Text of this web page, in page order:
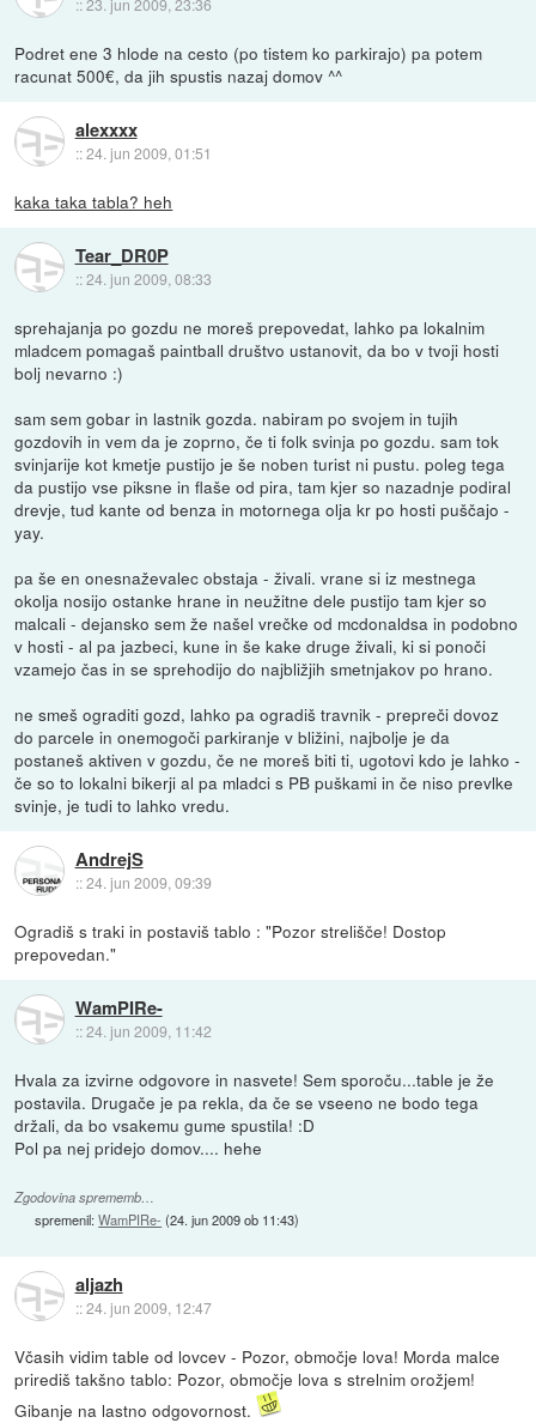
Podret ene 3 hlode na cesto (po tistem ko parkirajo) pa potem
racunat 500€, da jih spustis nazaj domov ^^
alexxxx
::24. jun 2009, 01:51
kaka taka tabla? heh
Tear_DR0P
::24. jun 2009, 08:33
sprehajanja po gozdu ne moreš prepovedat, lahko pa lokalnim
mladcem pomagaš paintball društvo ustanovit, da bo v tvoji hosti
bolj nevarno :)
sam sem gobar in lastnik gozda. nabiram po svojem in tujih
gozdovih in vem da je zoprno, če ti folk svinja po gozdu. sam tok
svinjarije kot kmetje pustijo je še noben turist ni pustu. poleg tega
da pustijo vse piksne in flaše od pira, tam kjer so nazadnje podiral
drevje, tud kante od benza in motornega olja kr po hosti puščajo -
yay.
pa še en onesnaževalec obstaja - živali. vrane si iz mestnega
okolja nosijo ostanke hrane in neužitne dele pustijo tam kjer so
malcali - dejansko sem že našel vrečke od mcdonaldsa in podobno
v hosti - al pa jazbeci, kune in še kake druge živali, ki si ponoči
vzamejo čas in se sprehodijo do najbližjih smetnjakov po hrano.
ne smeš ograditi gozd, lahko pa ogradiš travnik - prepreči dovoz
do parcele in onemogoči parkiranje v bližini, najbolje je da
postaneš aktiven v gozdu, če ne moreš biti ti, ugotovi kdo je lahko -
če so to lokalni bikerji al pa mladci s PB puškami in če niso prevlke
svinje, je tudi to lahko vredu.
AndrejS
::24. jun 2009, 09:39
Ogradiš s traki in postaviš tablo : "Pozor strelišče! Dostop
prepovedan."
WamPIRe-
::24. jun 2009, 11:42
Hvala za izvirne odgovore in nasvete! Sem sporoču...table je že
postavila. Drugače je pa rekla, da če se vseeno ne bodo tega
držali, da bo vsakemu gume spustila! :D
Pol pa nej pridejo domov.... hehe
Zgodovina sprememb…
spremenil:WamPIRe- (24. jun 2009 ob 11:43)
aljazh
::24. jun 2009, 12:47
Včasih vidim table od lovcev - Pozor, območje lova! Morda malce
prirediš takšno tablo: Pozor, območje lova s strelnim orožjem!
Gibanje na lastno odgovornost.